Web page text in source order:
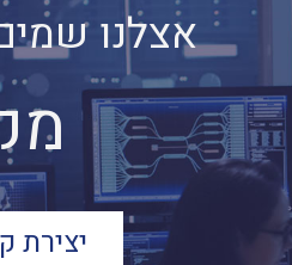
אצלנו
מקצ
יצירת